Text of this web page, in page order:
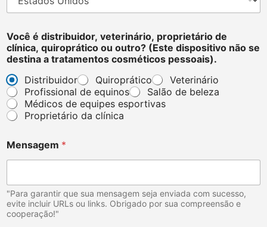
e
t
e
r
i
n
á
r
o
,
N
m
e
q
u
Você é distribuidor, veterinário, proprietário de
clínica, quiroprático ou outro? (Este dispositivo não se
destina a tratamentos cosméticos pessoais).
Distribuidor
Quiroprático
Veterinário
Profissional de equinos
Salão de beleza
Médicos de equipes esportivas
Proprietário da clínica
Mensagem *
"Para garantir que sua mensagem seja enviada com sucesso,
evite incluir URLs ou links. Obrigado por sua compreensão e
cooperação!"